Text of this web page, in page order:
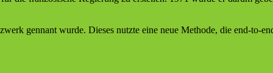
gennant wurde. Dieses nutzte eine neue Methode, die end-to-